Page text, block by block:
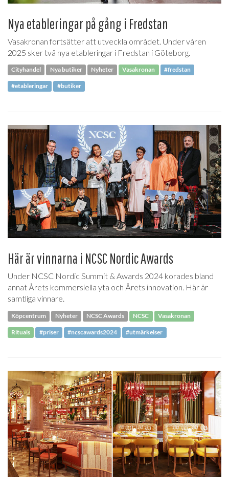
Nya etableringar på gång i Fredstan
Vasakronan fortsätter att utveckla området. Under våren
2025 sker två nya etableringar i Fredstan i Göteborg.
Cityhandel Nya butiker Nyheter Vasakronan #fredstan
#etableringar #butiker
Här är vinnarna i NCSC Nordic Awards
Under NCSC Nordic Summit & Awards 2024 korades bland
annat Årets kommersiella yta och Årets innovation. Här är
samtliga vinnare.
Köpcentrum Nyheter NCSC Awards NCSC Vasakronan
Rituals #priser #ncscawards2024 #utmärkelser